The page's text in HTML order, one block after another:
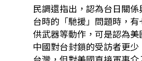
民調還指出，認為台日關
台時的「馳援」問題時，
供武器等動作，可是認為
中國對台封鎖的受訪者更